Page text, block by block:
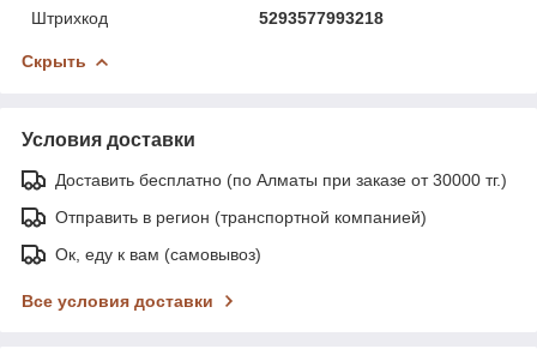
Штрихкод
5293577993218
Скрыть
Условия доставки
Доставить бесплатно (по Алматы при заказе от 30000 тг.)
Отправить в регион (транспортной компанией)
Ок, еду к вам (самовывоз)
Все условия доставки